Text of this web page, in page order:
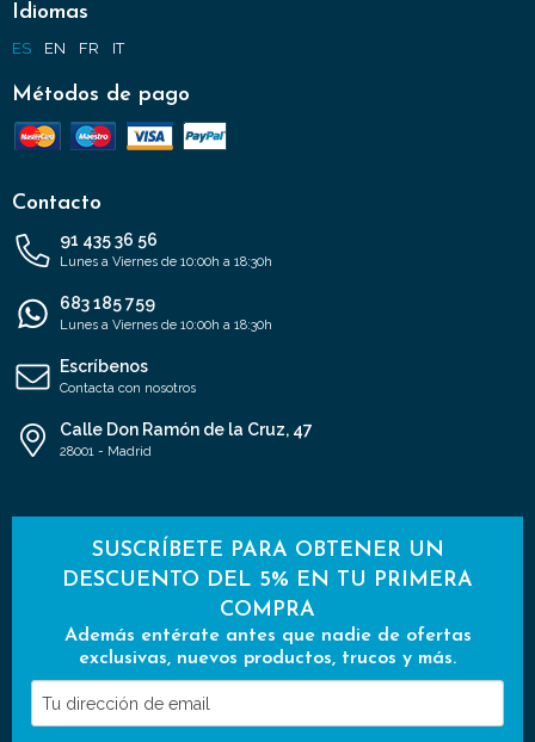
Idiomas
ES EN FR IT
Métodos de pago
Contacto
91 435 36 56
Lunes a Viernes de 10:00h a 18:30h
683 185 759
Lunes a Viernes de 10:00h a 18:30h
Escríbenos
Contacta con nosotros
Calle Don Ramón de la Cruz, 47
28001 - Madrid
SUSCRÍBETE PARA OBTENER UN
DESCUENTO DEL 5% EN TU PRIMERA
COMPRA
Además entérate antes que nadie de ofertas
exclusivas, nuevos productos, trucos y más.
Tu
dirección